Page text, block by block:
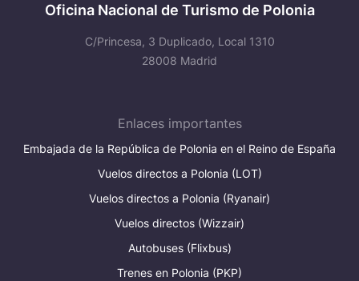
Oficina Nacional de Turismo de Polonia
C/Princesa, 3 Duplicado, Local 1310
28008 Madrid
Enlaces importantes
Embajada de la República de Polonia en el Reino de España
Vuelos directos a Polonia (LOT)
Vuelos directos a Polonia (Ryanair)
Vuelos directos (Wizzair)
Autobuses (Flixbus)
Trenes en Polonia (PKP)